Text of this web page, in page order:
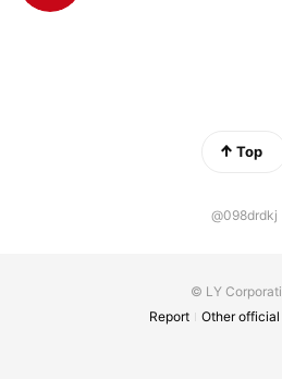
Top
@098drdkj
© LY
Report
Other